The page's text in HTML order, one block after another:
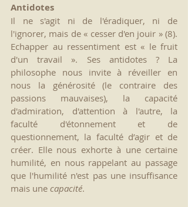
Antidotes
Il ne s'agit ni de l'éradiquer, ni de
l'ignorer, mais de « cesser d'en jouir » (8).
Echapper au ressentiment est « le fruit
d'un travail ». Ses antidotes ? La
philosophe nous invite à réveiller en
nous la générosité (le contraire des
passions mauvaises), la capacité
d'admiration, d'attention à l'autre, la
faculté d'étonnement et de
questionnement, la faculté d’agir et de
créer. Elle nous exhorte à une certaine
humilité, en nous rappelant au passage
que l'humilité n'est pas une insuffisance
mais une capacité.